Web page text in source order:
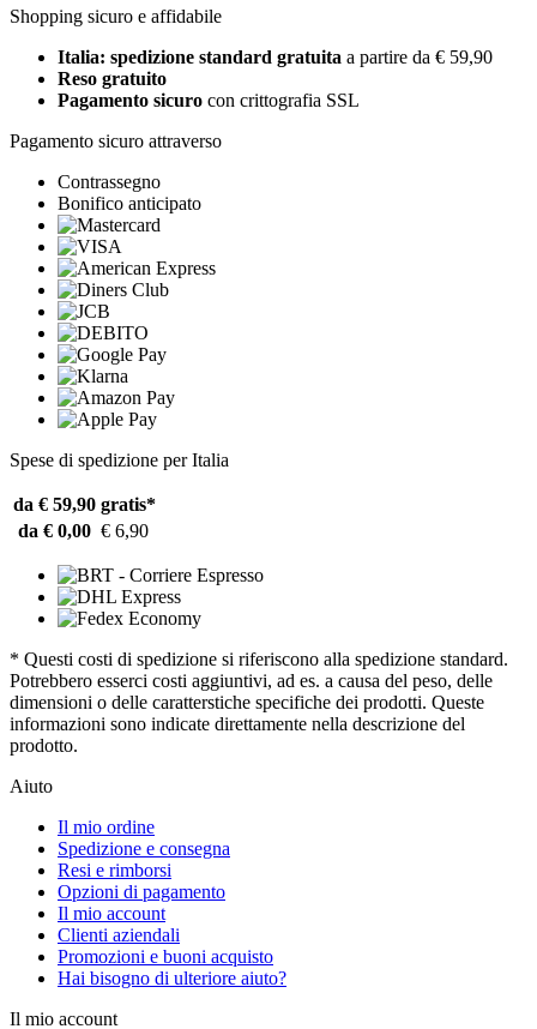
Shopping sicuro e affidabile
Italia: spedizione standard gratuita a partire da € 59,90
Reso gratuito
Pagamento sicuro con crittografia SSL
Pagamento sicuro attraverso
Contrassegno
Bonifico anticipato
Spese di spedizione per Italia
da € 59,90 gratis*
da € 0,00 € 6,90
* Questi costi di spedizione si riferiscono alla spedizione standard.
Potrebbero esserci costi aggiuntivi, ad es. a causa del peso, delle
dimensioni o delle caratterstiche specifiche dei prodotti. Queste
informazioni sono indicate direttamente nella descrizione del
prodotto.
Aiuto
Il mio ordine
Spedizione e consegna
Resi e rimborsi
Opzioni di pagamento
Il mio account
Clienti aziendali
Promozioni e buoni acquisto
Hai bisogno di ulteriore aiuto?
Il mio account